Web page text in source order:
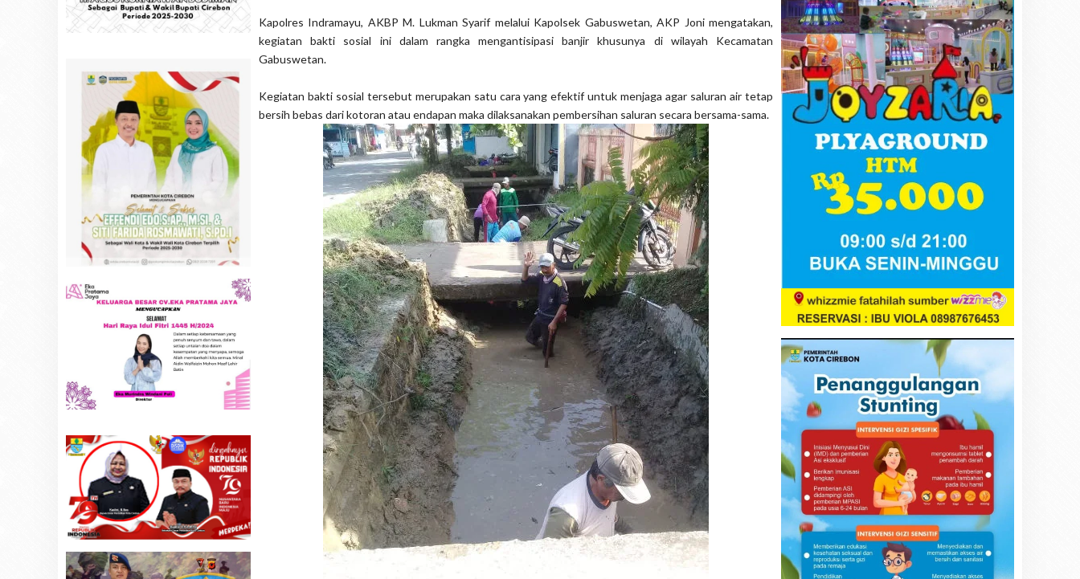
Kapolres Indramayu, AKBP M. Lukman Syarif melalui Kapolsek Gabuswetan, AKP Joni mengatakan,
kegiatan bakti sosial ini dalam rangka mengantisipasi banjir khusunya di wilayah Kecamatan
Gabuswetan.
Kegiatan bakti sosial tersebut merupakan satu cara yang efektif untuk menjaga agar saluran air tetap
bersih bebas dari kotoran atau endapan maka dilaksanakan pembersihan saluran secara bersama-sama.